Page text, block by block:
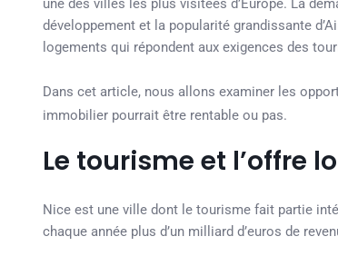
une des villes les plus visitées d’Europe. La
développement et la popularité grandissante
logements qui répondent aux exigences des
Dans cet article, nous allons examiner les
immobilier pourrait être rentable ou pas.
Le tourisme et l’offre
Nice est une ville dont le tourisme fait partie
chaque année plus d’un milliard d’euros de